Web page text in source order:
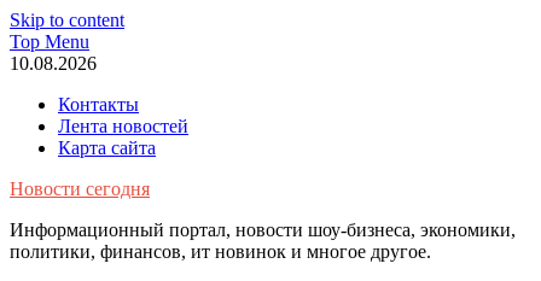
Skip to content
Top Menu
10.08.2026
Контакты
Лента новостей
Карта сайта
Новости сегодня
Информационный портал, новости шоу-бизнеса, экономики,
политики, финансов, ит новинок и многое другое.